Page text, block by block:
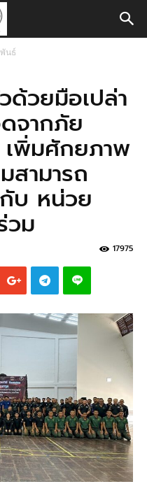
นธ์
วยมือเปล่า
ดจากภัย
พิ่มศักยภาพ
สามารถ
บ หน่วย
วม
17975